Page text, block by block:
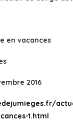
en vacances
2016
1.html